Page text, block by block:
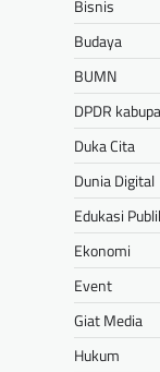
Bisnis
Budaya
BUMN
DPDR
Duka Cita
Dunia Digital
Edukasi
Ekonomi
Event
Giat Media
Hukum